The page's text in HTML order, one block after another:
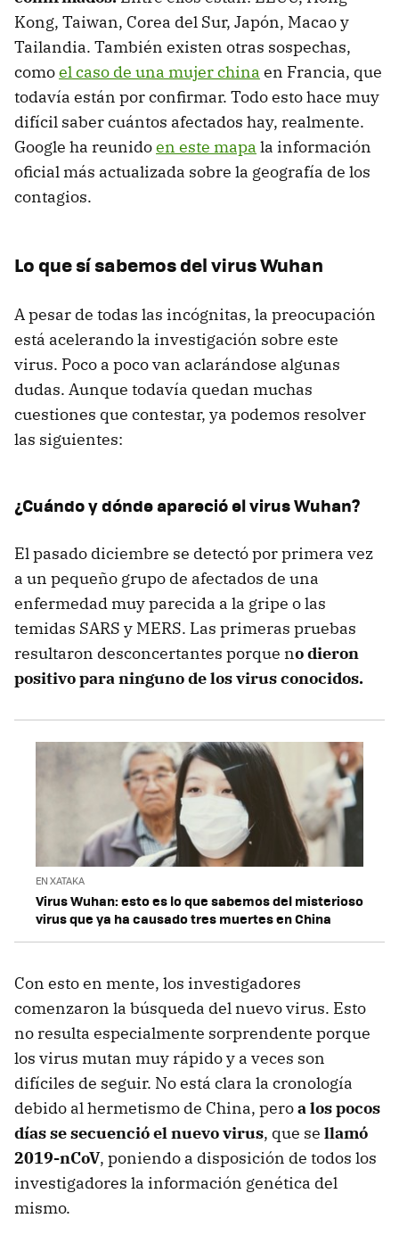
Kong, Taiwan, Corea del Sur, Japón, Macao y
Tailandia. También existen otras sospechas,
comoel caso de una mujer china en Francia, que
todavía están por confirmar. Todo esto hace muy
difícil saber cuántos afectados hay, realmente.
Google ha reunidoen este mapa la información
oficial más actualizada sobre la geografía de los
contagios.
Lo que sí sabemos del virus Wuhan
A pesar de todas las incógnitas, la preocupación
está acelerando la investigación sobre este
virus. Poco a poco van aclarándose algunas
dudas. Aunque todavía quedan muchas
cuestiones que contestar, ya podemos resolver
las siguientes:
¿Cuándo y dónde apareció el virus Wuhan?
El pasado diciembre se detectó por primera vez
a un pequeño grupo de afectados de una
enfermedad muy parecida a la gripe o las
temidas SARS y MERS. Las primeras pruebas
resultaron desconcertantes porque no dieron
positivo para ninguno de los virus conocidos.
EN XATAKA
Virus Wuhan: esto es lo que sabemos del misterioso
virus que ya ha causado tres muertes en China
Con esto en mente, los investigadores
comenzaron la búsqueda del nuevo virus. Esto
no resulta especialmente sorprendente porque
los virus mutan muy rápido y a veces son
difíciles de seguir. No está clara la cronología
debido al hermetismo de China, peroa los pocos
días se secuenció el nuevo virus, que se llamó
2019-nCoV, poniendo a disposición de todos los
investigadores la información genética del
mismo.